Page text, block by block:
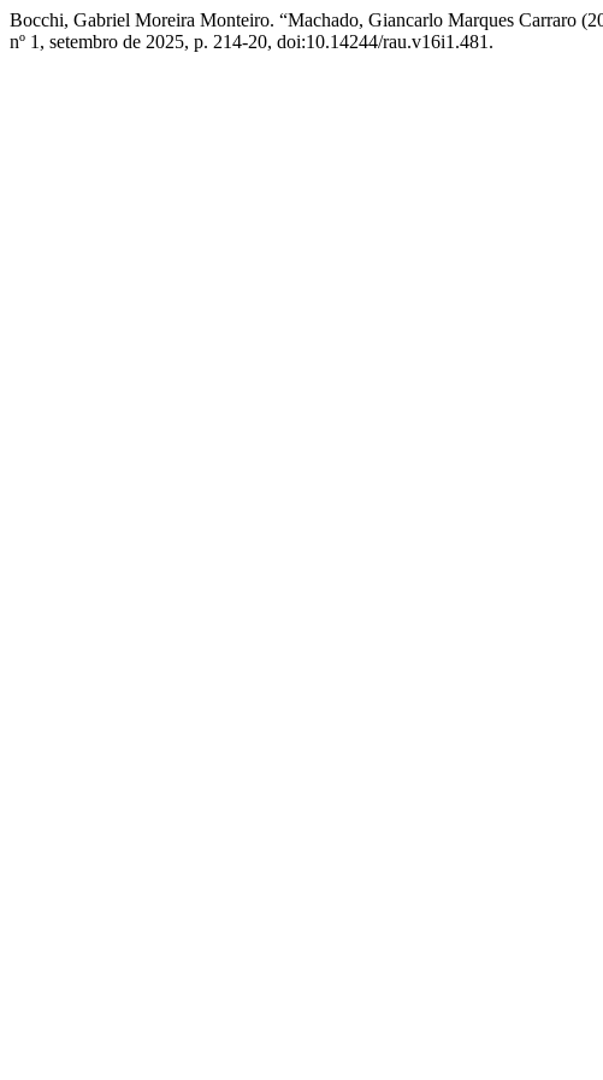
Bocchi, Gabriel Moreira Monteiro. “Machado, Giancarlo Marques Carraro
nº 1, setembro de 2025, p. 214-20, doi:10.14244/rau.v16i1.481.